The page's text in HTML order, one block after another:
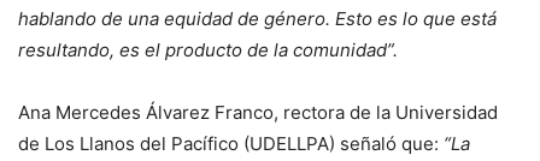
hablando de una equidad de género. Esto es lo que está
resultando, es el producto de la comunidad”.
Ana Mercedes Álvarez Franco, rectora de la Universidad
de Los Llanos del Pacífico (UDELLPA) señaló que: “La